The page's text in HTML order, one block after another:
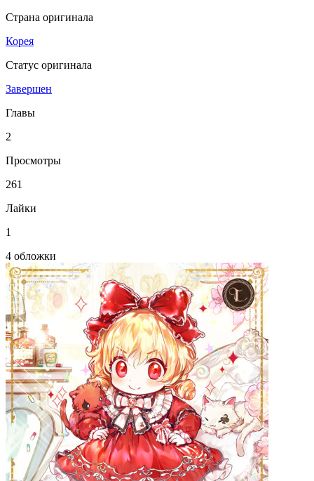
Страна оригинала
Корея
Статус оригинала
Завершен
Главы
2
Просмотры
261
Лайки
1
4 обложки